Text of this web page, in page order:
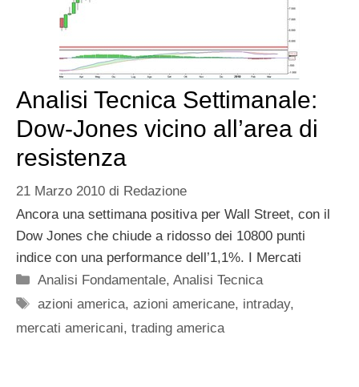
Analisi Tecnica Settimanale:
Dow-Jones vicino all’area di
resistenza
21 Marzo 2010 di Redazione
Ancora una settimana positiva per Wall Street, con il
Dow Jones che chiude a ridosso dei 10800 punti
indice con una performance dell’1,1%. I Mercati
Categorie
Analisi Fondamentale,Analisi Tecnica
Tag
azioni america,azioni americane, intraday,
mercati americani, trading america